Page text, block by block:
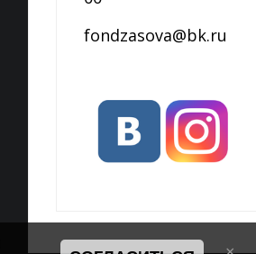
fondzasova@bk.ru